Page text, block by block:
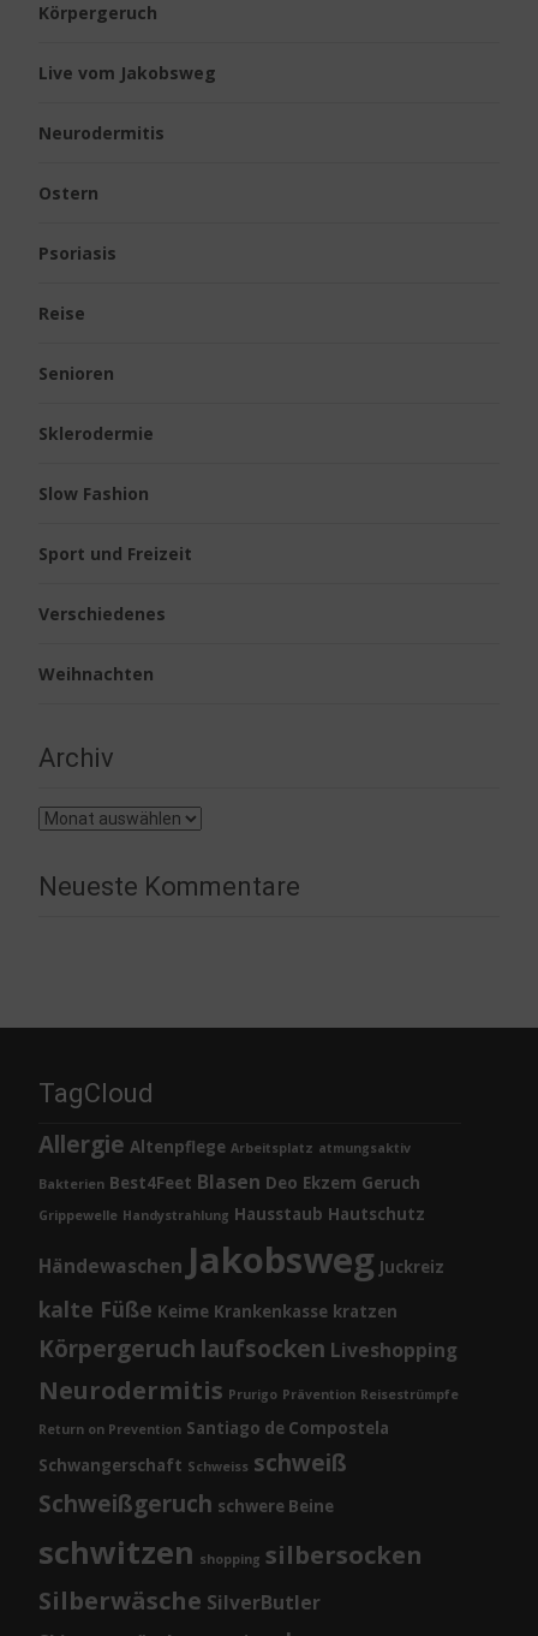
Körpergeruch
Live vom Jakobsweg
Neurodermitis
Ostern
Psoriasis
Reise
Senioren
Sklerodermie
Slow Fashion
Sport und Freizeit
Verschiedenes
Weihnachten
Archiv
Archiv
Neueste Kommentare
TagCloud
Allergie Altenpflege Arbeitsplatz atmungsaktiv
Bakterien Best4Feet Blasen Deo Ekzem Geruch
Grippewelle Handystrahlung Hausstaub Hautschutz
Händewaschen Jakobsweg Juckreiz
kalte Füße Keime Krankenkasse kratzen
Körpergeruch laufsocken Liveshopping
Neurodermitis Prurigo Prävention Reisestrümpfe
Return on Prevention Santiago de Compostela
Schwangerschaft Schweiss schweiß
Schweißgeruch schwere Beine
schwitzen shopping silbersocken
Silberwäsche SilverButler